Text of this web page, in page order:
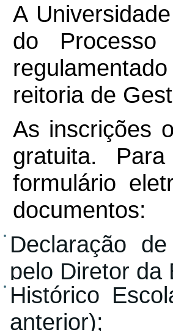
A
do
reitoria de
As inscrições
gratuita.
formulário
documentos:
Declaração
pelo Diretor da
Histórico
anterior);